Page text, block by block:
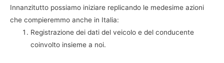
Innanzitutto possiamo iniziare replicando le medesime azioni
che compieremmo anche in Italia:
Registrazione dei dati del veicolo e del conducente
coinvolto insieme a noi.